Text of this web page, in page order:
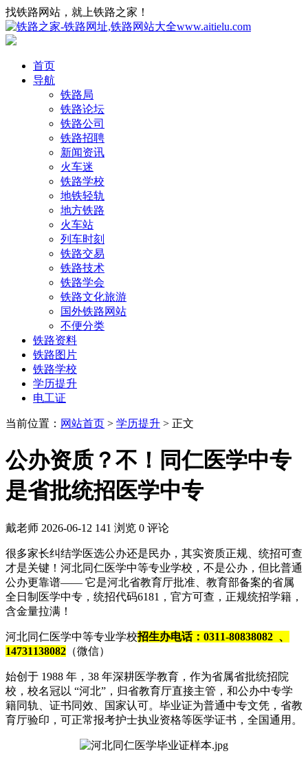
找铁路网站，就上铁路之家！
首页
导航
铁路局
铁路论坛
铁路公司
铁路招聘
新闻资讯
火车迷
铁路学校
地铁轻轨
地方铁路
火车站
列车时刻
铁路交易
铁路技术
铁路学会
铁路文化旅游
国外铁路网站
不便分类
铁路资料
铁路图片
铁路学校
学历提升
电工证
当前位置： 网站首页 > 学历提升 > 正文
公办资质？不！同仁医学中专
是省批统招医学中专
戴老师 2026-06-12 141 浏览 0 评论
很多家长纠结学医选公办还是民办，其实资质正规、统招可查
才是关键！河北同仁医学中等专业学校，不是公办，但比普通
公办更靠谱—— 它是河北省教育厅批准、教育部备案的省属
全日制医学中专，统招代码6181，官方可查，正规统招学籍，
含金量拉满！
河北同仁医学中等专业学校招生办电话：0311-80838082 、
14731138082 （微信）
始创于 1988 年，38 年深耕医学教育，作为省属省批统招院
校，校名冠以 “河北”，归省教育厅直接主管，和公办中专学
籍同轨、证书同效、国家认可。毕业证为普通中专文凭，省教
育厅验印，可正常报考护士执业资格等医学证书，全国通用。